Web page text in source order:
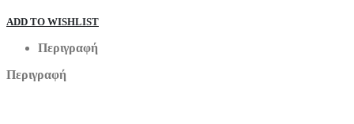
Χαρούμενα Γενέθλια ροζ με Ήλιον
Μπαλόνι Χαρούμενα Γενέθλια γαλάζιο με Ήλιον
Happy Birthday Foil pink με Ήλιον
ADD TO WISHLIST
Περιγραφή
Περιγραφή